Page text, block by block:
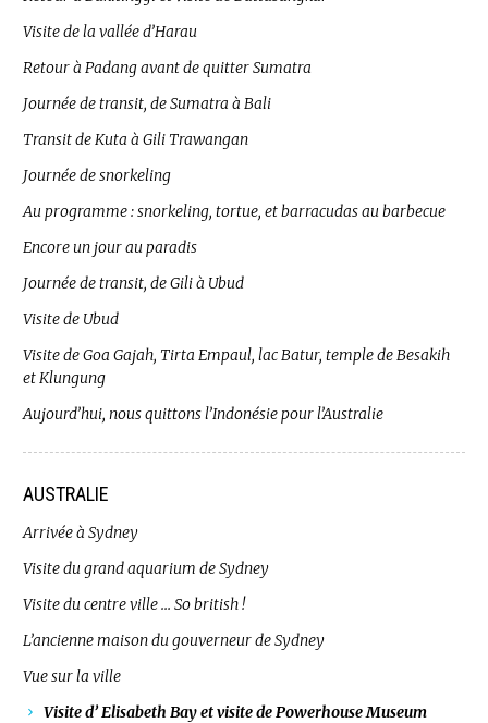
Visite de la vallée d’Harau
Retour à Padang avant de quitter Sumatra
Journée de transit, de Sumatra à Bali
Transit de Kuta à Gili Trawangan
Journée de snorkeling
Au programme : snorkeling, tortue, et barracudas au barbecue
Encore un jour au paradis
Journée de transit, de Gili à Ubud
Visite de Ubud
Visite de Goa Gajah, Tirta Empaul, lac Batur, temple de Besakih
et Klungung
Aujourd’hui, nous quittons l’Indonésie pour l’Australie
AUSTRALIE
Arrivée à Sydney
Visite du grand aquarium de Sydney
Visite du centre ville … So british !
L’ancienne maison du gouverneur de Sydney
Vue sur la ville
Visite d’ Elisabeth Bay et visite de Powerhouse Museum